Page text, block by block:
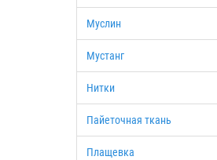
Муслин
Мустанг
Нитки
Пайеточная ткань
Плащевка